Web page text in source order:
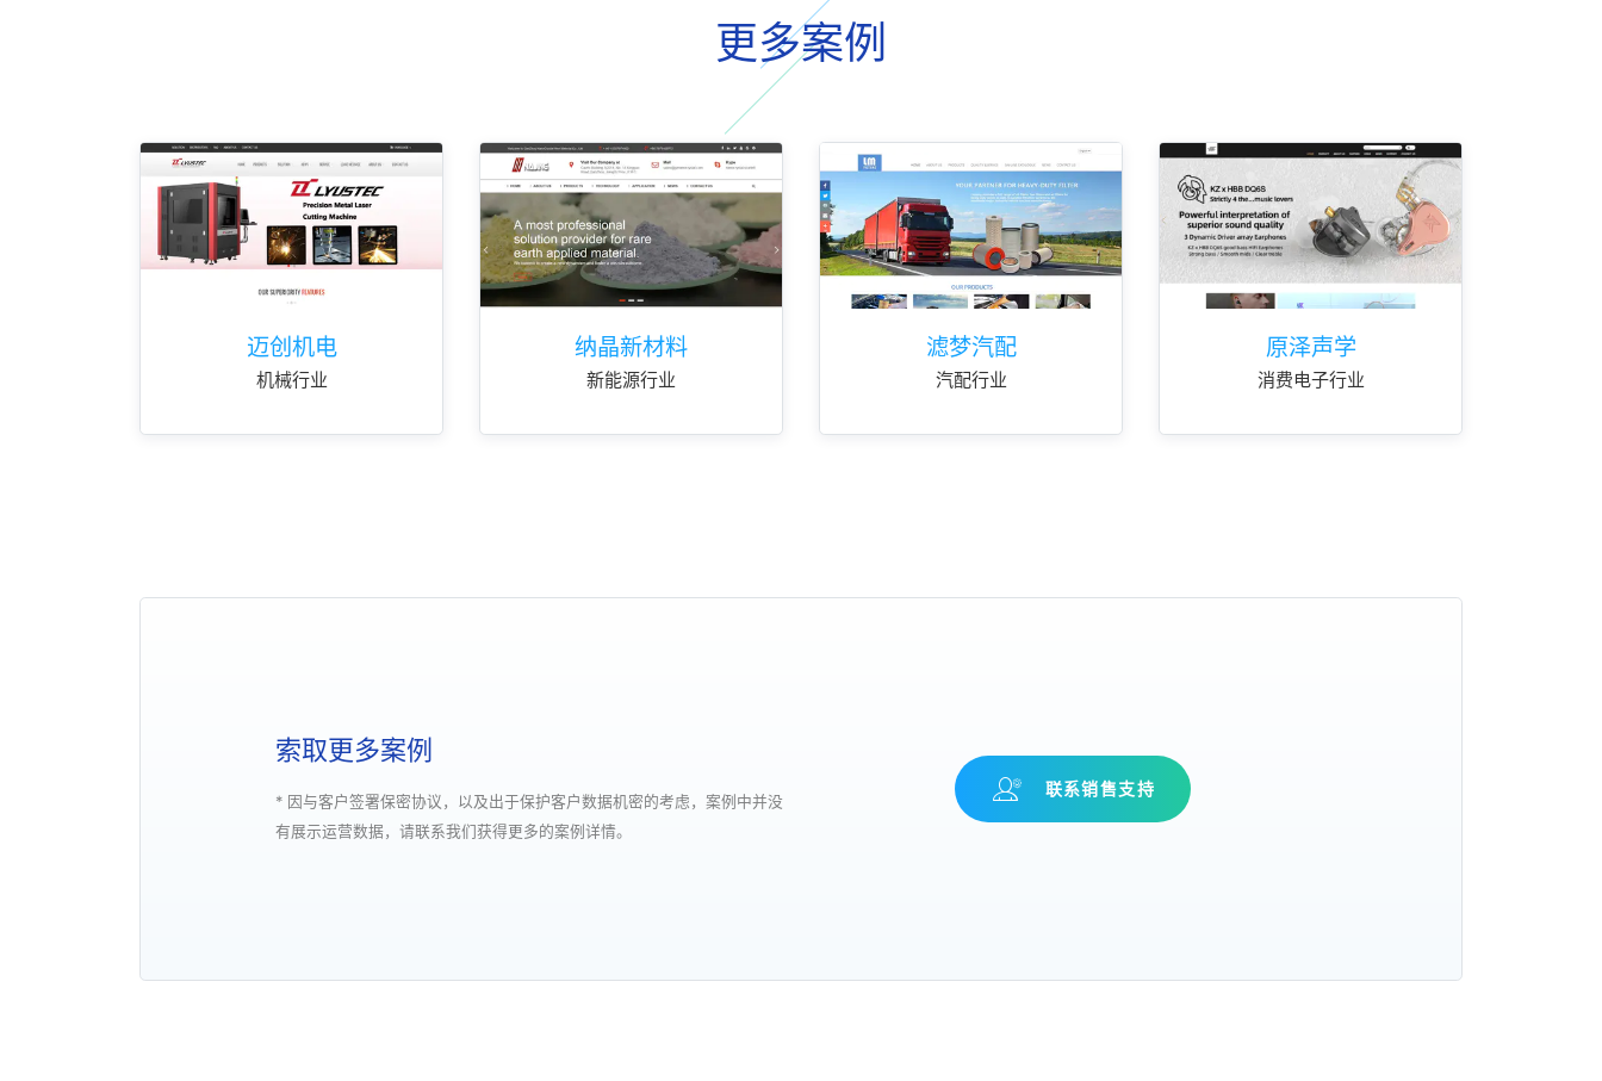
更多案例
迈创机电
机械行业
纳晶新材料
新能源行业
滤梦汽配
汽配行业
原泽声学
消费电子行业
索取更多案例
* 因与客户签署保密协议，以及出于保护客户数据机密的考虑，案例中并没
有展示运营数据，请联系我们获得更多的案例详情。
联系销售支持